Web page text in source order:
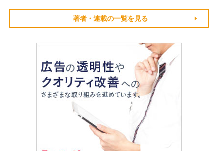
著者・連載の一覧を見る